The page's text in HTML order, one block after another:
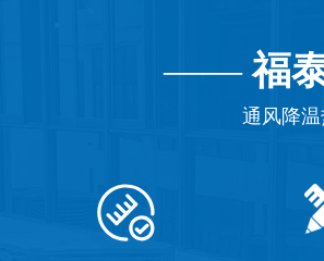
——福
通风降